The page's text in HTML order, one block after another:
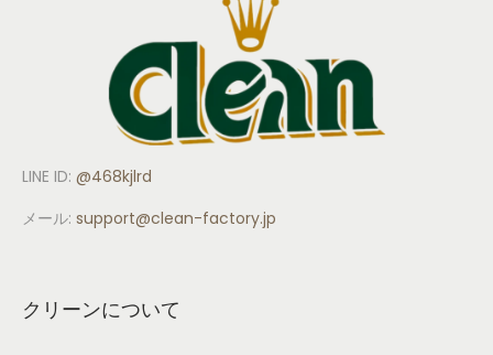
LINE ID: @468kjlrd
メール: support@clean-factory.jp
クリーンについて